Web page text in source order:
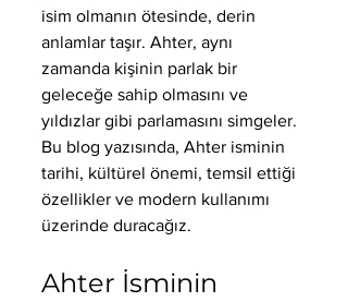
isim olmanın ötesinde, derin
anlamlar taşır. Ahter, aynı
zamanda kişinin parlak bir
geleceğe sahip olmasını ve
yıldızlar gibi parlamasını simgeler.
Bu blog yazısında, Ahter isminin
tarihi, kültürel önemi, temsil ettiği
özellikler ve modern kullanımı
üzerinde duracağız.
Ahter İsminin